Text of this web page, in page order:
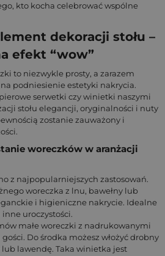
kto kocha celebrować wspólne
dekoracji stołu –
efekt “wow”
to niezwykle prosty, a zarazem
podniesienie estetyki nakrycia.
serwetki czy winietki naszymi
stołu elegancji, oryginalności i nuty
zostanie zauważony i
woreczków w aranżacji
z najpopularniejszych zastosowań.
woreczka z lnu, bawełny lub
i higieniczne nakrycie. Idealne
inne uroczystości.
małe woreczki z nadrukowanymi
Do środka możesz włożyć drobny
lawendę. Taka winietka jest